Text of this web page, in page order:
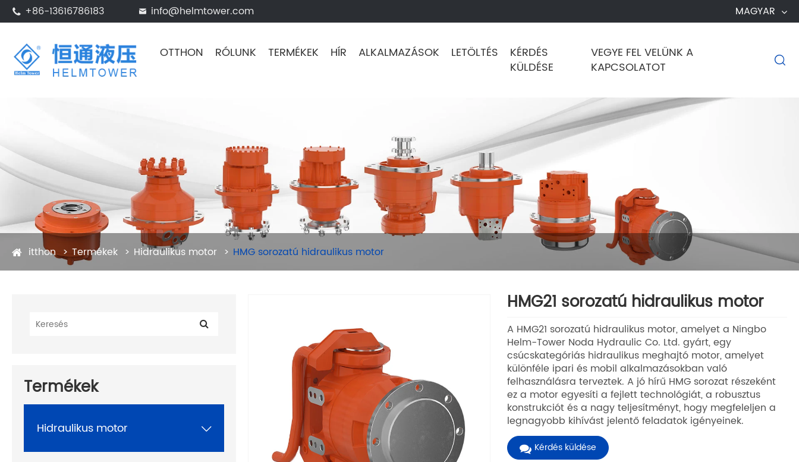
 +86-13616786183  info@helmtower.com MAGYAR
OTTHON RÓLUNK TERMÉKEK HÍR ALKALMAZÁSOK LETÖLTÉS
KÉRDÉS
KÜLDÉSE
VEGYE FEL VELÜNK A
KAPCSOLATOT

itthon Termékek Hidraulikus motor HMG sorozatú hidraulikus motor
Termékek
Hidraulikus motor 
HMG21 sorozatú hidraulikus motor
A HMG21 sorozatú hidraulikus motor, amelyet a Ningbo
Helm-Tower Noda Hydraulic Co. Ltd. gyárt, egy
csúcskategóriás hidraulikus meghajtó motor, amelyet
különféle ipari és mobil alkalmazásokban való
felhasználásra terveztek. A jó hírű HMG sorozat részeként
ez a motor egyesíti a fejlett technológiát, a robusztus
konstrukciót és a nagy teljesítményt, hogy megfeleljen a
legnagyobb kihívást jelentő feladatok igényeinek.
Kérdés küldése